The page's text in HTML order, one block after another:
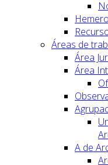
Áreas de
Área
Área
A de